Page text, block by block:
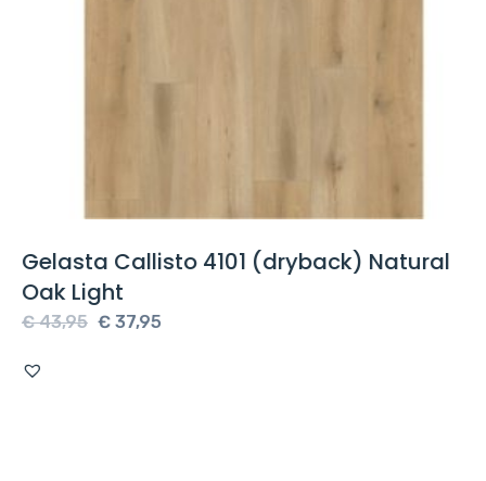
Gelasta Callisto 4101 (dryback) Natural
Oak Light
€43,95 Oorspronkelijke
€37,95Huidige